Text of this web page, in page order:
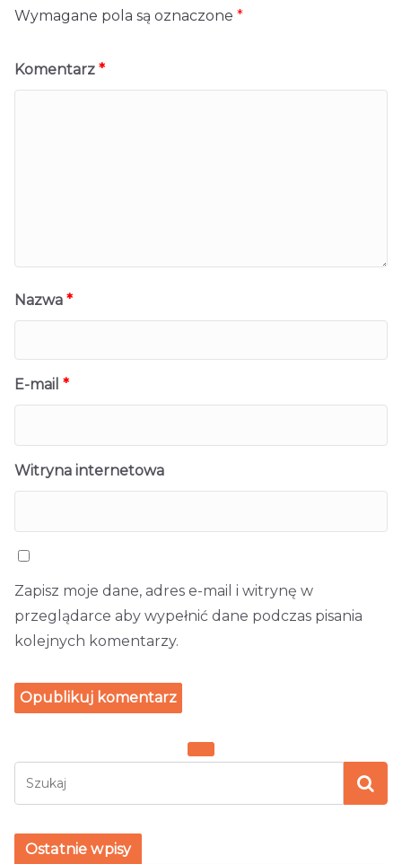
Wymagane pola są oznaczone *
Komentarz *
Nazwa *
E-mail *
Witryna internetowa
Zapisz moje dane, adres e-mail i witrynę w
przeglądarce aby wypełnić dane podczas pisania
kolejnych komentarzy.
Ostatnie wpisy